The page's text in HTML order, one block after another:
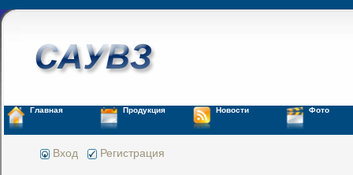
Главная Продукция Новости Фото
Вход Регистрация